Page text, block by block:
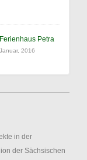
Ferienhaus Petra
Januar, 2016
in der
der Sächsischen